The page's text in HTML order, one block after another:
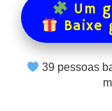
Um
Baixe
39pessoas